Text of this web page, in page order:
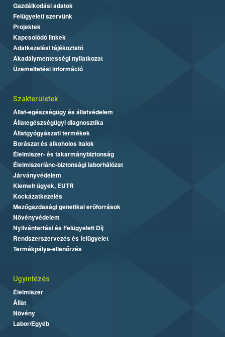
Gazdálkodási adatok
Felügyeleti szervünk
Projektek
Kapcsolódó linkek
Adatkezelési tájékoztató
Akadálymentességi nyilatkozat
Üzemeltetési információ
Szakterületek
Állat-egészségügy és állatvédelem
Állategészségügyi diagnosztika
Állatgyógyászati termékek
Borászat és alkoholos italok
Élelmiszer- és takarmánybiztonság
Élelmiszerlánc-biztonsági laborhálózat
Járványvédelem
Kiemelt ügyek, EUTR
Kockázatkezelés
Mezőgazdasági genetikai erőforrások
Növényvédelem
Nyilvántartási és Felügyeleti Díj
Rendszerszervezés és felügyelet
Termékpálya-ellenőrzés
Ügyintézés
Élelmiszer
Állat
Növény
Labor/Egyéb